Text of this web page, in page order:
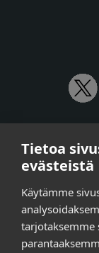
Anna-
puh. +358
Henna
puh.
Ilari
puh.
Tietoa
evästeistä
Käytämme
tarjotaksemme